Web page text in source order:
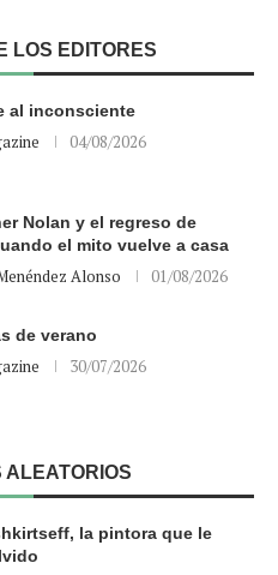
LOS EDITORES
al inconsciente
04/08/2026
Nolan y el regreso de
el mito vuelve a casa
Alonso 01/08/2026
de verano
30/07/2026
ALEATORIOS
la pintora que le